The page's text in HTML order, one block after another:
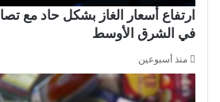
ارتفاع أسعار الغاز بشكل حاد مع
في الشرق الأوسط
منذ أسبوعين